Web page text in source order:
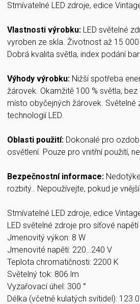
Stmívatelné LED zdroje, edice
Vlastnosti výrobku: LED světelné
vyroben ze skla. Životnost až 15
Dobrá kvalita světla, index podání
Výhody výrobku: Nižší spotřeba
žárovek. Okamžitě 100 % světla,
místo obyčejných žárovek. Světelné
technologií LED.
Oblasti použití: Dokonalé pro
osvětlení. Pouze pro vnitřní použití,
Bezpečnostní informace:
rozbitý.. Nepoužívejte, pokud je
Stmívatelné LED zdroje, edice
LED světelné zdroje pro síťové napětí
Jmenovitý výkon: 8 W
Jmenovité napětí: 220…240 V
Teplota chromatičnosti: 2200 K
Světelný tok: 806 lm
Vyzařovací úhel: 300 °
Délka (včetně kulatých svítidel):